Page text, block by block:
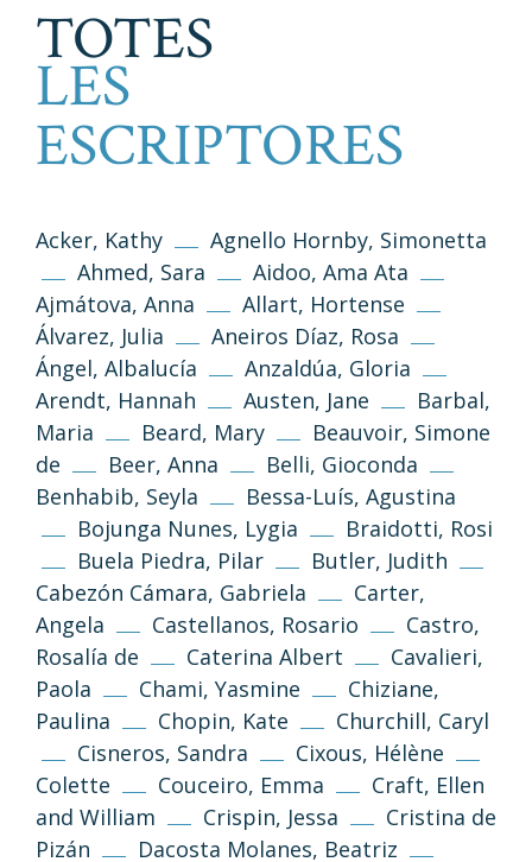
TOTES
LES
ESCRIPTORES
Acker, Kathy
Agnello Hornby, Simonetta
Ahmed, Sara
Aidoo, Ama Ata
Ajmátova, Anna
Allart, Hortense
Álvarez, Julia
Aneiros Díaz, Rosa
Ángel, Albalucía
Anzaldúa, Gloria
Arendt, Hannah
Austen, Jane
Barbal,
Maria
Beard, Mary
Beauvoir, Simone
de
Beer, Anna
Belli, Gioconda
Benhabib, Seyla
Bessa-Luís, Agustina
Bojunga Nunes, Lygia
Braidotti, Rosi
Buela Piedra, Pilar
Butler, Judith
Cabezón Cámara, Gabriela
Carter,
Angela
Castellanos, Rosario
Castro,
Rosalía de
Caterina Albert
Cavalieri,
Paola
Chami, Yasmine
Chiziane,
Paulina
Chopin, Kate
Churchill, Caryl
Cisneros, Sandra
Cixous, Hélène
Colette
Couceiro, Emma
Craft, Ellen
and William
Crispin, Jessa
Cristina de
Pizán
Dacosta Molanes, Beatriz